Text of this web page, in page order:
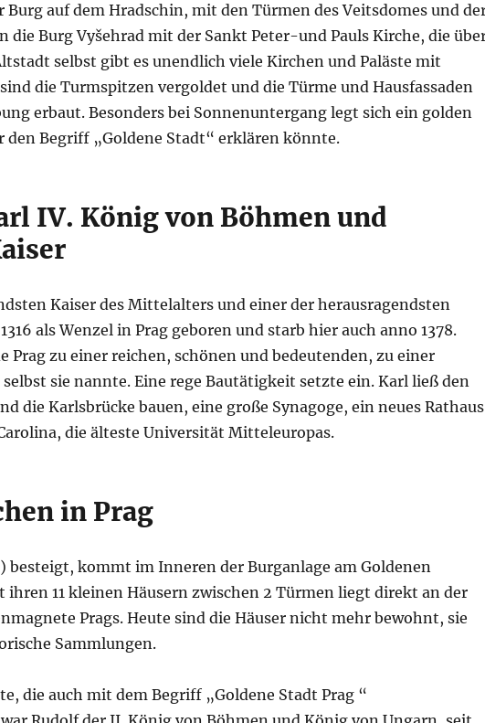
Burg auf dem Hradschin, mit den Türmen des Veitsdomes und
die Burg Vyšehrad mit der Sankt Peter-und Pauls Kirche, die
selbst gibt es unendlich viele Kirchen und Paläste mit
die Turmspitzen vergoldet und die Türme und Hausfassaden
erbaut. Besonders bei Sonnenuntergang legt sich ein golden
den Begriff „Goldene Stadt“ erklären könnte.
IV. König von Böhmen und
Kaiser des Mittelalters und einer der herausragendsten
als Wenzel in Prag geboren und starb hier auch anno 1378.
Prag zu einer reichen, schönen und bedeutenden, zu einer
sie nannte. Eine rege Bautätigkeit setzte ein. Karl ließ den
die Karlsbrücke bauen, eine große Synagoge, ein neues Rathaus
die älteste Universität Mitteleuropas.
in Prag
besteigt, kommt im Inneren der Burganlage am Goldenen
ihren 11 kleinen Häusern zwischen 2 Türmen liegt direkt an der
Prags. Heute sind die Häuser nicht mehr bewohnt, sie
Sammlungen.
die auch mit dem Begriff „Goldene Stadt Prag “